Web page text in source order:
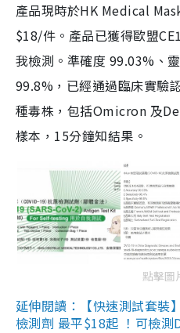
產品現時於HK Medical
$18/件。產品已獲得歐盟
我檢測。準確度 99.03%、
99.8%，已經通過臨床實驗
種毒株，包括Omicron 及
樣本，15分鐘知結果。
點擊圖
延伸閱讀：【快速測試套裝
檢測劑 最平$18起 ！可檢